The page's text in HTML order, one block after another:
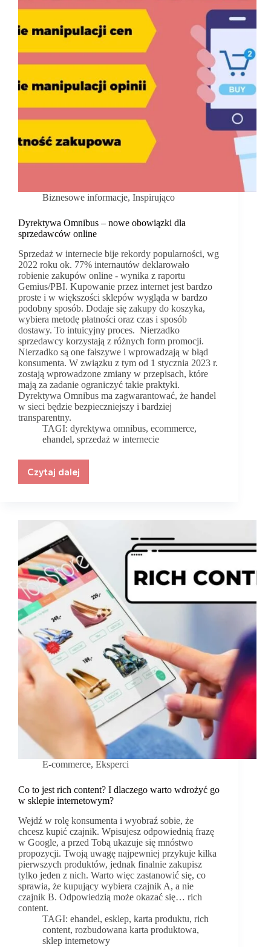
Biznesowe informacje, Inspirująco
Dyrektywa Omnibus – nowe obowiązki dla
sprzedawców online
Sprzedaż w internecie bije rekordy popularności, wg
2022 roku ok. 77% internautów deklarowało
robienie zakupów online - wynika z raportu
Gemius/PBI. Kupowanie przez internet jest bardzo
proste i w większości sklepów wygląda w bardzo
podobny sposób. Dodaje się zakupy do koszyka,
wybiera metodę płatności oraz czas i sposób
dostawy. To intuicyjny proces. Nierzadko
sprzedawcy korzystają z różnych form promocji.
Nierzadko są one fałszywe i wprowadzają w błąd
konsumenta. W związku z tym od 1 stycznia 2023 r.
zostają wprowadzone zmiany w przepisach, które
mają za zadanie ograniczyć takie praktyki.
Dyrektywa Omnibus ma zagwarantować, że handel
w sieci będzie bezpieczniejszy i bardziej
transparentny.
TAGI: dyrektywa omnibus,ecommerce,
ehandel, sprzedaż w internecie
Czytaj dalej
Dyrektywa
obowiązki
dla
sprzedawców
online
E-commerce, Eksperci
Co to jest rich content? I dlaczego warto wdrożyć go
w sklepie internetowym?
Wejdź w rolę konsumenta i wyobraź sobie, że
chcesz kupić czajnik. Wpisujesz odpowiednią frazę
w Google, a przed Tobą ukazuje się mnóstwo
propozycji. Twoją uwagę najpewniej przykuje kilka
pierwszych produktów, jednak finalnie zakupisz
tylko jeden z nich. Warto więc zastanowić się, co
sprawia, że kupujący wybiera czajnik A, a nie
czajnik B. Odpowiedzią może okazać się… rich
content.
TAGI: ehandel,esklep,karta produktu,rich
content, rozbudowana karta produktowa,
sklep internetowy